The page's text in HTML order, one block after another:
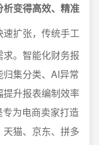
变得高效、精准
扩张，传统手工
。智能化财务报
集分类、AI异常
升报表编制效率
为电商卖家打造
猫、京东、拼多